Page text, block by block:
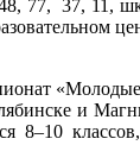
77, 37, 11,
и
8–10